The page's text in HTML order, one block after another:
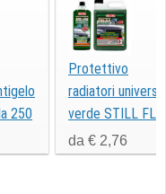
250
Protettivo
radiatori
verde STILL FLU
da € 2,76